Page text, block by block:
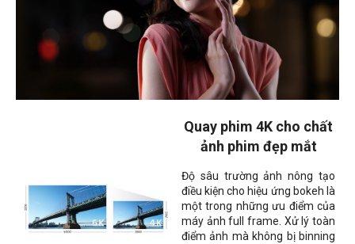
Quay phim 4K cho chất
ảnh phim đẹp mắt
Độ sâu trường ảnh nông tạo
điều kiện cho hiệu ứng bokeh là
một trong những ưu điểm của
máy ảnh full frame. Xử lý toàn
điểm ảnh mà không bị binning